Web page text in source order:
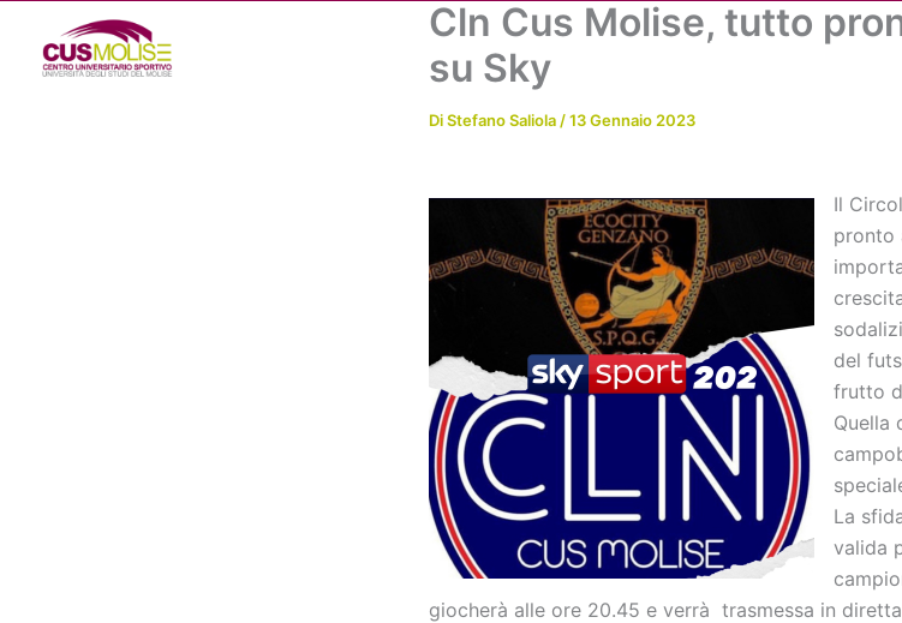
contenuto
Chi siamo
Cln Cus Molise, tutto
su Sky
DiStefano Saliola /13 Gennaio 2023
Il
pronto
del
frutto
Quella
La
valida
giocherà alle ore 20.45 e verrà trasmessa in